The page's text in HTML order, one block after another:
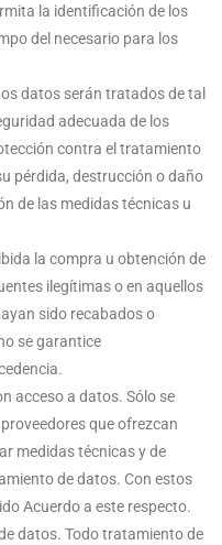
la identificación de los
del necesario para los
datos serán tratados de tal
adecuada de los
contra el tratamiento
pérdida, destrucción o daño
de las medidas técnicas u
la compra u obtención de
ilegítimas o en aquellos
sido recabados o
se garantice
acceso a datos. Sólo se
que ofrezcan
medidas técnicas y de
de datos. Con estos
Acuerdo a este respecto.
datos. Todo tratamiento de